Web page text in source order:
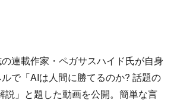
連載作家・ペガサスハイド氏が自身
で「AIは人間に勝てるのか? 話題の
説」と題した動画を公開。簡単な言